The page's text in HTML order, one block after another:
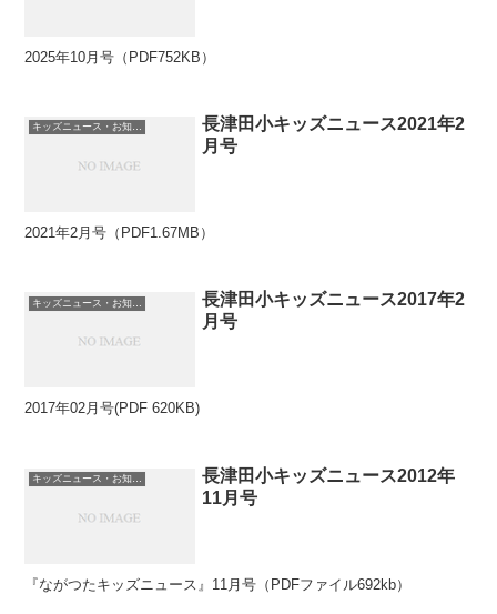
2025年10月号（PDF752KB）
キッズニュース・お知らせ
長津田小キッズニュース2021年2
月号
2021年2月号（PDF1.67MB）
長津田小キッズニュース2017年2
月号
2017年02月号(PDF 620KB)
キッズニュース・お知らせ
長津田小キッズニュース2012年
11月号
『ながつたキッズニュース』11月号（PDFファイル692kb）